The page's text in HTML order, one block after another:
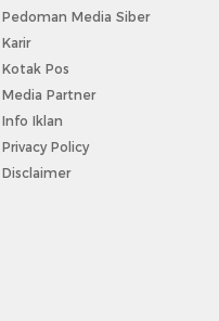
Pedoman Media Siber
Karir
Kotak Pos
Media Partner
Info Iklan
Privacy Policy
Disclaimer